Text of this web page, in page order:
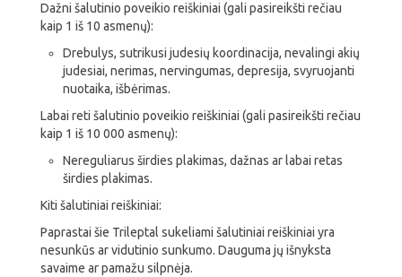
Dažni šalutinio poveikio reiškiniai (gali pasireikšti rečiau
kaip 1 iš 10 asmenų):
Drebulys, sutrikusi judesių koordinacija, nevalingi akių
judesiai, nerimas, nervingumas, depresija, svyruojanti
nuotaika, išbėrimas.
Labai reti šalutinio poveikio reiškiniai (gali pasireikšti rečiau
kaip 1 iš 10 000 asmenų):
Nereguliarus širdies plakimas, dažnas ar labai retas
širdies plakimas.
Kiti šalutiniai reiškiniai:
Paprastai šie Trileptal sukeliami šalutiniai reiškiniai yra
nesunkūs ar vidutinio sunkumo. Dauguma jų išnyksta
savaime ar pamažu silpnėja.